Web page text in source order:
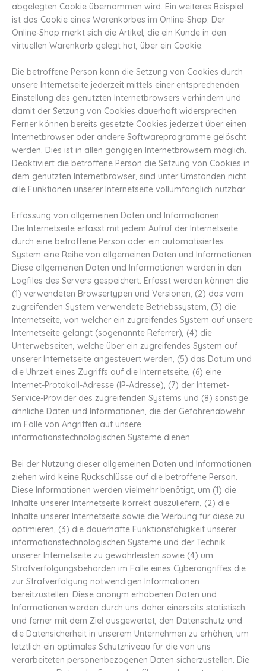
abgelegten Cookie übernommen wird. Ein weiteres Beispiel
ist das Cookie eines Warenkorbes im Online-Shop. Der
Online-Shop merkt sich die Artikel, die ein Kunde in den
virtuellen Warenkorb gelegt hat, über ein Cookie.
Die betroffene Person kann die Setzung von Cookies durch
unsere Internetseite jederzeit mittels einer entsprechenden
Einstellung des genutzten Internetbrowsers verhindern und
damit der Setzung von Cookies dauerhaft widersprechen.
Ferner können bereits gesetzte Cookies jederzeit über einen
Internetbrowser oder andere Softwareprogramme gelöscht
werden. Dies ist in allen gängigen Internetbrowsern möglich.
Deaktiviert die betroffene Person die Setzung von Cookies in
dem genutzten Internetbrowser, sind unter Umständen nicht
alle Funktionen unserer Internetseite vollumfänglich nutzbar.
Erfassung von allgemeinen Daten und Informationen
Die Internetseite erfasst mit jedem Aufruf der Internetseite
durch eine betroffene Person oder ein automatisiertes
System eine Reihe von allgemeinen Daten und Informationen.
Diese allgemeinen Daten und Informationen werden in den
Logfiles des Servers gespeichert. Erfasst werden können die
(1) verwendeten Browsertypen und Versionen, (2) das vom
zugreifenden System verwendete Betriebssystem, (3) die
Internetseite, von welcher ein zugreifendes System auf unsere
Internetseite gelangt (sogenannte Referrer), (4) die
Unterwebseiten, welche über ein zugreifendes System auf
unserer Internetseite angesteuert werden, (5) das Datum und
die Uhrzeit eines Zugriffs auf die Internetseite, (6) eine
Internet-Protokoll-Adresse (IP-Adresse), (7) der Internet-
Service-Provider des zugreifenden Systems und (8) sonstige
ähnliche Daten und Informationen, die der Gefahrenabwehr
im Falle von Angriffen auf unsere
informationstechnologischen Systeme dienen.
Bei der Nutzung dieser allgemeinen Daten und Informationen
ziehen wird keine Rückschlüsse auf die betroffene Person.
Diese Informationen werden vielmehr benötigt, um (1) die
Inhalte unserer Internetseite korrekt auszuliefern, (2) die
Inhalte unserer Internetseite sowie die Werbung für diese zu
optimieren, (3) die dauerhafte Funktionsfähigkeit unserer
informationstechnologischen Systeme und der Technik
unserer Internetseite zu gewährleisten sowie (4) um
Strafverfolgungsbehörden im Falle eines Cyberangriffes die
zur Strafverfolgung notwendigen Informationen
bereitzustellen. Diese anonym erhobenen Daten und
Informationen werden durch uns daher einerseits statistisch
und ferner mit dem Ziel ausgewertet, den Datenschutz und
die Datensicherheit in unserem Unternehmen zu erhöhen, um
letztlich ein optimales Schutzniveau für die von uns
verarbeiteten personenbezogenen Daten sicherzustellen. Die